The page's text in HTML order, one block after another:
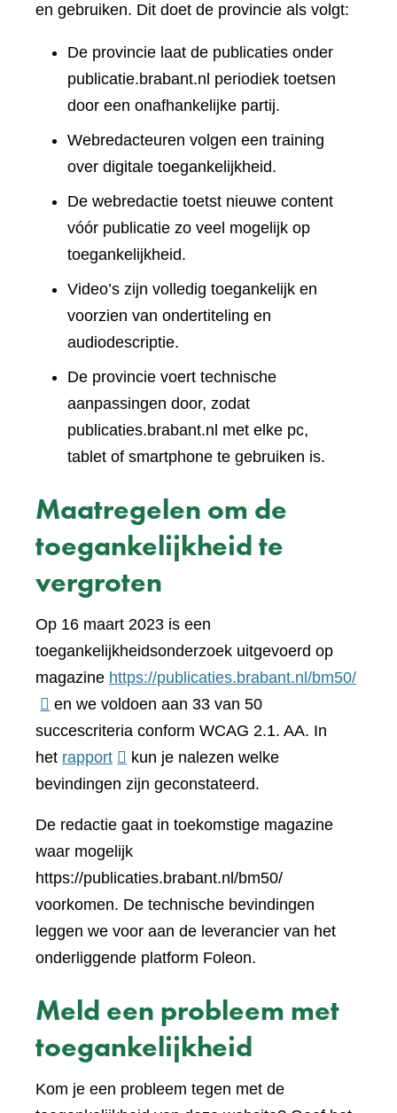
en gebruiken. Dit doet de provincie als volgt:
De provincie laat de publicaties onder
publicatie.brabant.nl periodiek toetsen
door een onafhankelijke partij.
Webredacteuren volgen een training
over digitale toegankelijkheid.
De webredactie toetst nieuwe content
vóór publicatie zo veel mogelijk op
toegankelijkheid.
Video’s zijn volledig toegankelijk en
voorzien van ondertiteling en
audiodescriptie.
De provincie voert technische
aanpassingen door, zodat
publicaties.brabant.nl met elke pc,
tablet of smartphone te gebruiken is.
Maatregelen om de
toegankelijkheid te
vergroten
Op 16 maart 2023 is een
toegankelijkheidsonderzoek uitgevoerd op
magazine https://publicaties.brabant.nl/bm50/
en we voldoen aan 33 van 50
succescriteria conform WCAG 2.1. AA. In
het rapport(verwijst
naar
andere
website)
kun je nalezen welke
bevindingen zijn geconstateerd.
De redactie gaat in toekomstige magazine
waar mogelijk
https://publicaties.brabant.nl/bm50/
voorkomen. De technische bevindingen
leggen we voor aan de leverancier van het
onderliggende platform Foleon.
Meld een probleem met
toegankelijkheid
Kom je een probleem tegen met de